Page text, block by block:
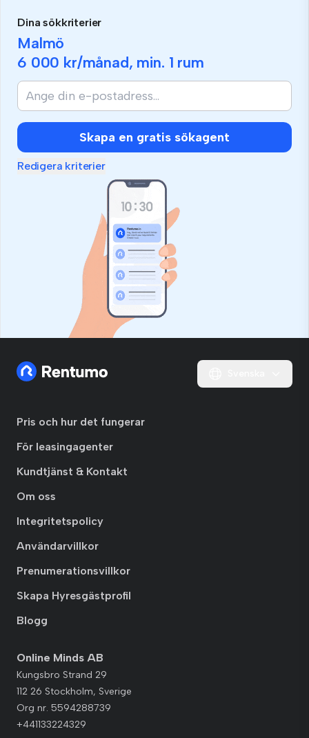
Dina sökkriterier
Malmö
6 000 kr/månad, min. 1 rum
Skapa en gratis sökagent
Redigera kriterier
Pris och hur det fungerar
För leasingagenter
Kundtjänst & Kontakt
Om oss
Integritetspolicy
Användarvillkor
Prenumerationsvillkor
Skapa Hyresgästprofil
Blogg
Online Minds AB
Kungsbro Strand 29
112 26 Stockholm, Sverige
Org nr. 5594288739
+441133224329